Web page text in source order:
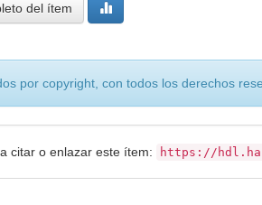
del ítem
por copyright, con todos los derechos
citar o enlazar este ítem: https://